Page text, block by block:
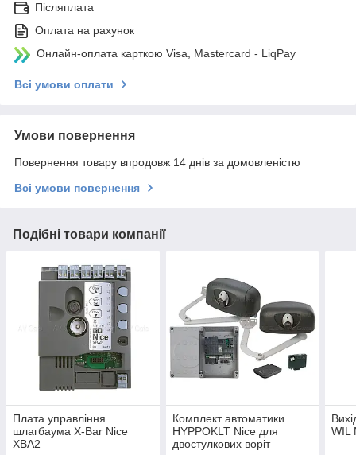
Післяплата
Оплата на рахунок
Онлайн-оплата карткою Visa, Mastercard - LiqPay
Всі умови оплати
Умови повернення
Повернення товару впродовж 14 днів за домовленістю
Всі умови повернення
Подібні товари компанії
Плата управління
шлагбаума X-Bar Nice
XBA2
Комплект автоматики
HYPPOKLT Nice для
двостулкових воріт
WIL